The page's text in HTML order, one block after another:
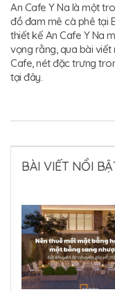
An Cafe Y Na là một
đồ đam mê cà phê tại
thiết kế An Cafe Y Na
vọng rằng, qua bài viết
Cafe, nét đặc trưng
tại đây.
BÀI VIẾT NỔI